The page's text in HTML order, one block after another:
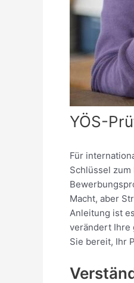
YÖS-
Für
Schlüssel
Macht, aber
Anleitung ist
verändert Ihre
Sie bereit, Ihr